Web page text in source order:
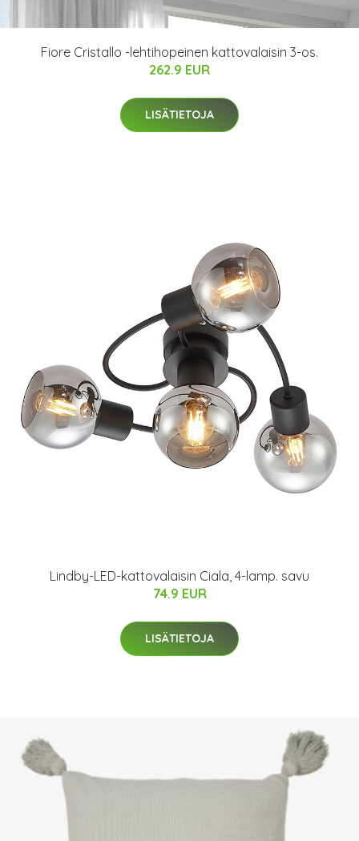
Fiore Cristallo -lehtihopeinen kattovalaisin 3-os.
262.9 EUR
LISÄTIETOJA
Lindby-LED-kattovalaisin Ciala, 4-lamp. savu
74.9 EUR
LISÄTIETOJA